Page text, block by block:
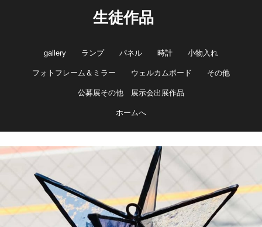
生徒作品
gallery ランプ パネル 時計 小物入れ
フォトフレーム＆ミラー ウェルカムボード その他
公募展その他 展示会出展作品
ホームへ